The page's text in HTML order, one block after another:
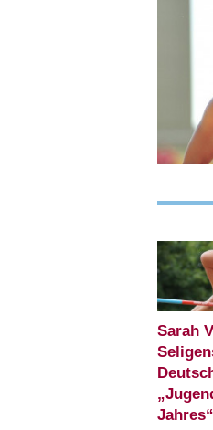
Sarah